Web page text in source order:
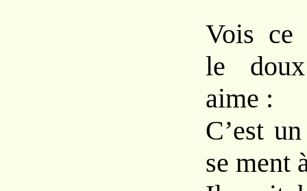
Vois ce
le
aime :
C’est
se ment